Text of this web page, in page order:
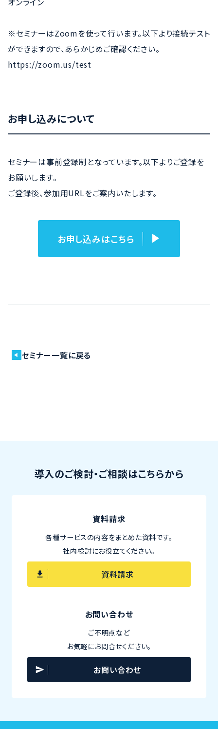
※セミナーはZoomを使って行います。以下より接続テスト
ができますので、あらかじめご確認ください。
https://zoom.us/test
お申し込みについて
セミナーは事前登録制となっています。以下よりご登録を
お願いします。
ご登録後、参加用URLをご案内いたします。
お申し込みはこちら
セミナー一覧に戻る
導入のご検討・ご相談はこちらから
資料請求
各種サービスの内容をまとめた資料です。
社内検討にお役立てください。
資料請求
お問い合わせ
ご不明点など
お気軽にお問合せください。
お問い合わせ